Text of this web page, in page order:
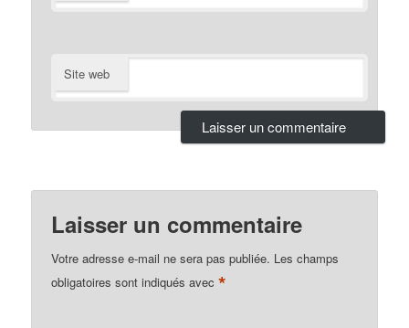
Site web
Laisser un commentaire
Votre adresse e-mail ne sera pas publiée. Les champs
obligatoires sont indiqués avec*